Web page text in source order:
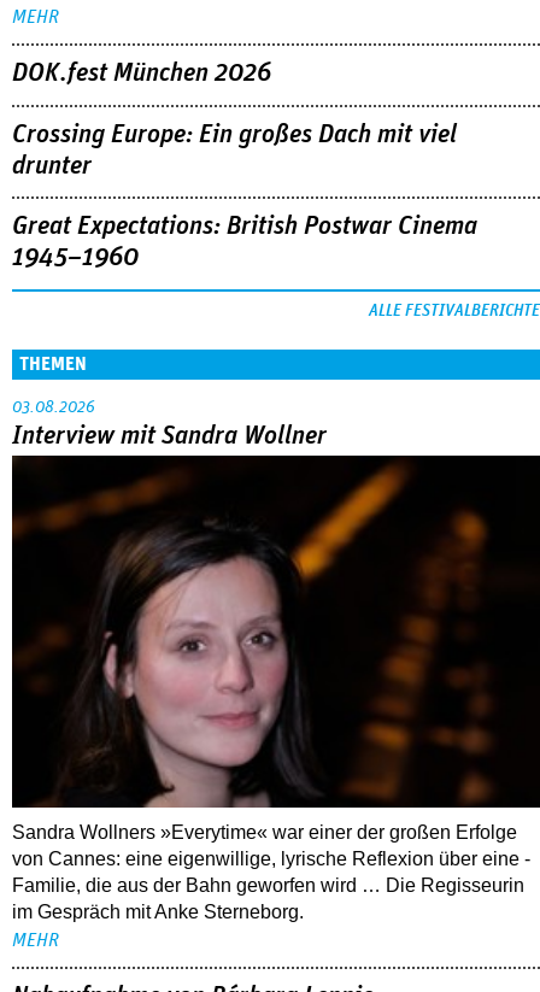
MEHR
DOK.fest München 2026
Crossing Europe: Ein großes Dach mit viel
drunter
Great Expectations: British Postwar Cinema
1945–1960
ALLE FESTIVALBERICHTE
THEMEN
03.08.2026
Interview mit Sandra Wollner
Sandra Wollners »Everytime« war einer der großen Erfolge
von Cannes: eine eigenwillige, lyrische Reflexion über eine ­
Familie, die aus der Bahn geworfen wird … Die Regisseurin
im Gespräch mit Anke Sterneborg.
MEHR